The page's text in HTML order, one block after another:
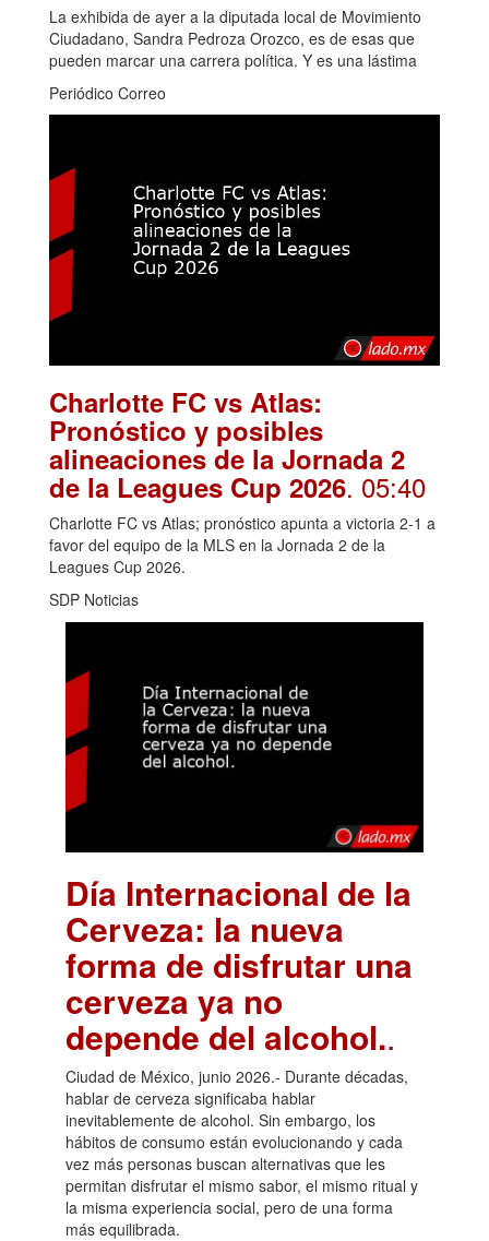
La exhibida de ayer a la diputada local de Movimiento
Ciudadano, Sandra Pedroza Orozco, es de esas que
pueden marcar una carrera política. Y es una lástima
Periódico Correo
Charlotte FC vs Atlas:
Pronóstico y posibles
alineaciones de la Jornada 2
de la Leagues Cup 2026. 05:40
Charlotte FC vs Atlas; pronóstico apunta a victoria 2-1 a
favor del equipo de la MLS en la Jornada 2 de la
Leagues Cup 2026.
SDP Noticias
Día Internacional de la
Cerveza: la nueva
forma de disfrutar una
cerveza ya no
depende del alcohol..
Ciudad de México, junio 2026.- Durante décadas,
hablar de cerveza significaba hablar
inevitablemente de alcohol. Sin embargo, los
hábitos de consumo están evolucionando y cada
vez más personas buscan alternativas que les
permitan disfrutar el mismo sabor, el mismo ritual y
la misma experiencia social, pero de una forma
más equilibrada.